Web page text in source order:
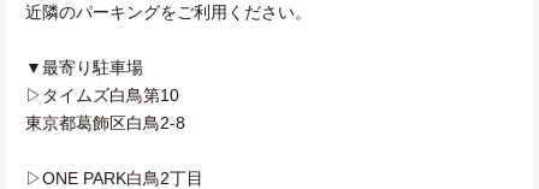
近隣のパーキングをご利用ください。
▼最寄り駐車場
▷タイムズ白鳥第10
東京都葛飾区白鳥2-8
▷ONE PARK白鳥2丁目